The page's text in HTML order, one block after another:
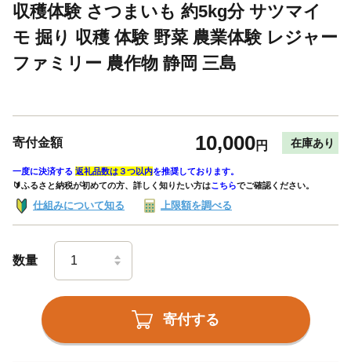
収穫体験 さつまいも 約5kg分 サツマイ
モ 掘り 収穫 体験 野菜 農業体験 レジャー
ファミリー 農作物 静岡 三島
寄付金額 10,000円 在庫あり
一度に決済する 返礼品数は３つ以内を推奨しております。
🔰ふるさと納税が初めての方、詳しく知りたい方はこちらでご確認ください。
仕組みについて知る 上限額を調べる
数量
寄付する